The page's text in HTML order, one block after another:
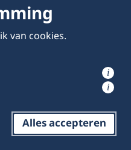
LinkedIn Reageren
van cookies.
i
i
Alles accepteren